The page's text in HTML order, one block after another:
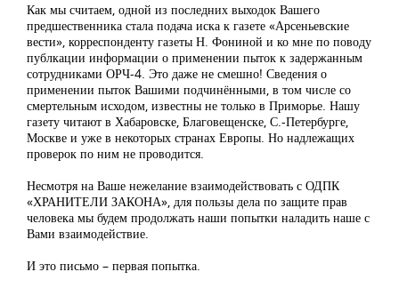
Как мы считаем, одной из последних выходок Вашего
предшественника стала подача иска к газете «Арсеньевские
вести», корреспонденту газеты Н. Фониной и ко мне по поводу
публкации информации о применении пыток к задержанным
сотрудниками ОРЧ-4. Это даже не смешно! Сведения о
применении пыток Вашими подчинёнными, в том числе со
смертельным исходом, известны не только в Приморье. Нашу
газету читают в Хабаровске, Благовещенске, С.-Петербурге,
Москве и уже в некоторых странах Европы. Но надлежащих
проверок по ним не проводится.
Несмотря на Ваше нежелание взаимодействовать с ОДПК
«ХРАНИТЕЛИ ЗАКОНА», для пользы дела по защите прав
человека мы будем продолжать наши попытки наладить наше с
Вами взаимодействие.
И это письмо – первая попытка.